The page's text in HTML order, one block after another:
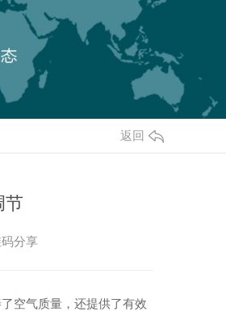
返回
节
分享
空气质量，还提供了有效